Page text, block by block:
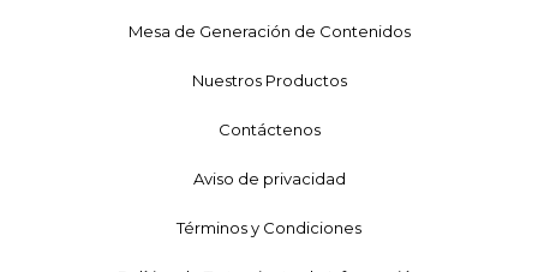
Mesa de Generación de Contenidos
Nuestros Productos
Contáctenos
Aviso de privacidad
Términos y Condiciones